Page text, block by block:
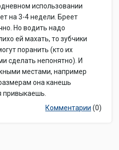
использовании
на 3-4 недели. Бреет
Но водить надо
ей махать, то зубчики
поранить (кто их
сделать непонятно). И
местами, например
она канешь
привыкаешь.
Комментарии (0)